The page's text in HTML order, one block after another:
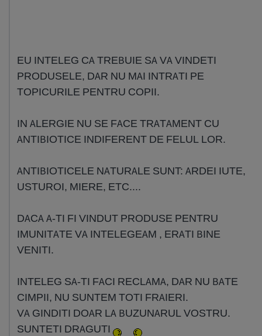
EU INTELEG CA TREBUIE SA VA VINDETI
PRODUSELE, DAR NU MAI INTRATI PE
TOPICURILE PENTRU COPII.
IN ALERGIE NU SE FACE TRATAMENT CU
ANTIBIOTICE INDIFERENT DE FELUL LOR.
ANTIBIOTICELE NATURALE SUNT: ARDEI IUTE,
USTUROI, MIERE, ETC....
DACA A-TI FI VINDUT PRODUSE PENTRU
IMUNITATE VA INTELEGEAM , ERATI BINE
VENITI.
INTELEG SA-TI FACI RECLAMA, DAR NU BATE
CIMPII, NU SUNTEM TOTI FRAIERI.
VA GINDITI DOAR LA BUZUNARUL VOSTRU.
SUNTETI DRAGUTI